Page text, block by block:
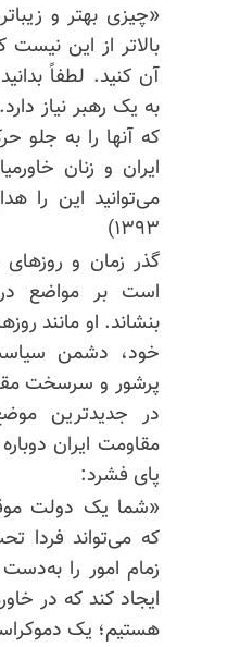
«چیزی بهتر و
بالاتر از این
آن کنید. لطفاً
به یک رهبر نیاز
که آنها را به جلو
ایران و زنان
۱۳۹۳)
گذر زمان و
است بر مواضع
بنشاند. او مانند
خود، دشمن
پرشور و سرسخت
در جدیدترین
مقاومت ایران
پای فشرد:
«شما یک دولت
که می‌تواند فردا
زمام امور را
ایجاد کند که در
هستیم؛ یک